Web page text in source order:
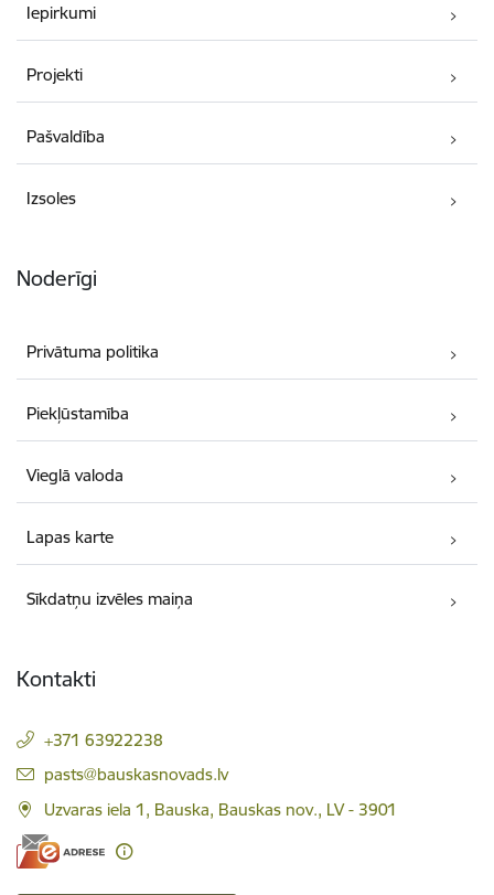
Iepirkumi
Projekti
Pašvaldība
Izsoles
Noderīgi
Privātuma politika
Piekļūstamība
Vieglā valoda
Lapas karte
Sīkdatņu izvēles maiņa
Kontakti
+371 63922238
E-pasts:
pasts@bauskasnovads.lv
Uzvaras iela 1, Bauska, Bauskas nov., LV - 3901